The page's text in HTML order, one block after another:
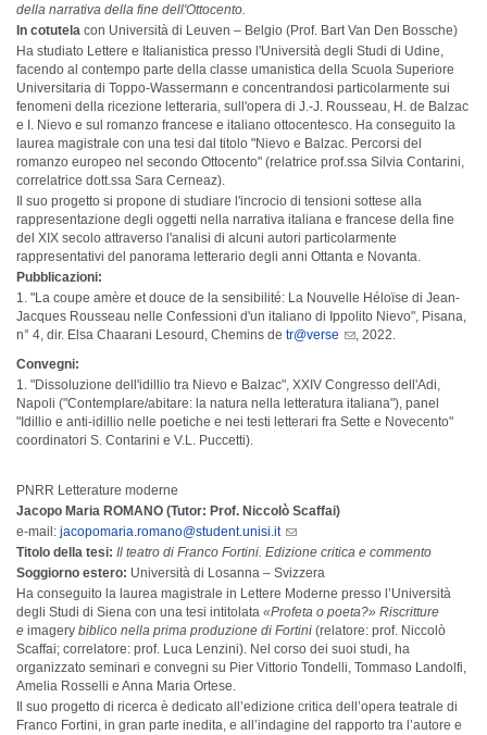
della narrativa della fine dell'Ottocento.
In cotutela con Università di Leuven – Belgio (Prof. Bart Van Den Bossche)
Ha studiato Lettere e Italianistica presso l'Università degli Studi di Udine,
facendo al contempo parte della classe umanistica della Scuola Superiore
Universitaria di Toppo-Wassermann e concentrandosi particolarmente sui
fenomeni della ricezione letteraria, sull'opera di J.-J. Rousseau, H. de Balzac
e I. Nievo e sul romanzo francese e italiano ottocentesco. Ha conseguito la
laurea magistrale con una tesi dal titolo "Nievo e Balzac. Percorsi del
romanzo europeo nel secondo Ottocento" (relatrice prof.ssa Silvia Contarini,
correlatrice dott.ssa Sara Cerneaz).
Il suo progetto si propone di studiare l'incrocio di tensioni sottese alla
rappresentazione degli oggetti nella narrativa italiana e francese della fine
del XIX secolo attraverso l'analisi di alcuni autori particolarmente
rappresentativi del panorama letterario degli anni Ottanta e Novanta.
Pubblicazioni:
"La coupe amère et douce de la sensibilité: La Nouvelle Héloïse di Jean-
Jacques Rousseau nelle Confessioni d'un italiano di Ippolito Nievo", Pisana,
n° 4, dir. Elsa Chaarani Lesourd, Chemins de tr@verse
, 2022.
Convegni:
"Dissoluzione dell'idillio tra Nievo e Balzac", XXIV Congresso dell'Adi,
Napoli ("Contemplare/abitare: la natura nella letteratura italiana"), panel
"Idillio e anti-idillio nelle poetiche e nei testi letterari fra Sette e Novecento"
coordinatori S. Contarini e V.L. Puccetti).
PNRR Letterature moderne
Jacopo Maria ROMANO (Tutor: Prof. Niccolò Scaffai)
e-mail: jacopomaria.romano@student.unisi.it
Titolo della tesi: Il teatro di Franco Fortini. Edizione critica e commento
Soggiorno estero: Università di Losanna – Svizzera
Ha conseguito la laurea magistrale in Lettere Moderne presso l’Università
degli Studi di Siena con una tesi intitolata «Profeta o poeta?» Riscritture
e imagery biblico nella prima produzione di Fortini (relatore: prof. Niccolò
Scaffai; correlatore: prof. Luca Lenzini). Nel corso dei suoi studi, ha
organizzato seminari e convegni su Pier Vittorio Tondelli, Tommaso Landolfi,
Amelia Rosselli e Anna Maria Ortese.
Il suo progetto di ricerca è dedicato all’edizione critica dell’opera teatrale di
Franco Fortini, in gran parte inedita, e all’indagine del rapporto tra l’autore e